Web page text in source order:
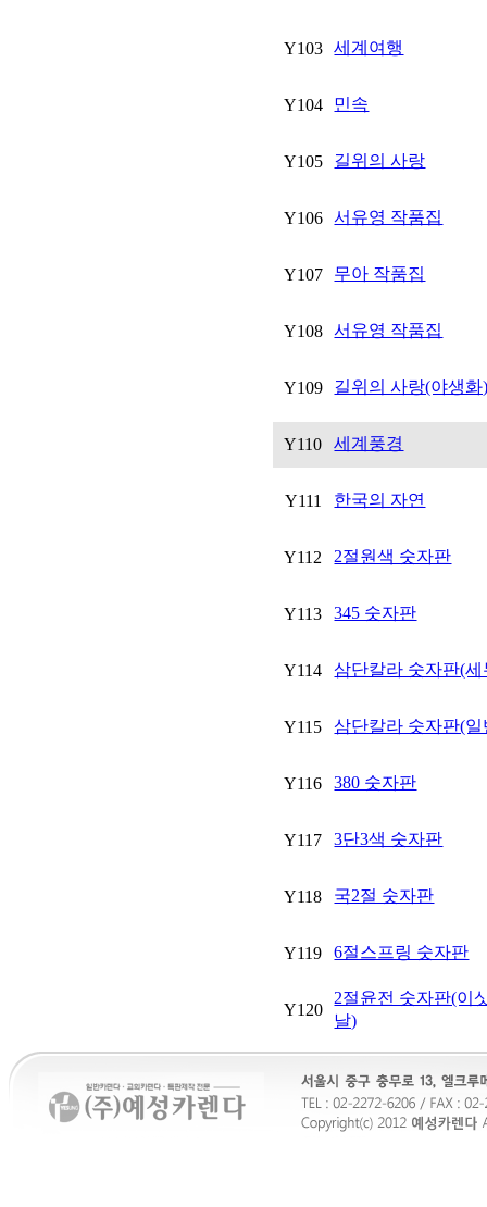
Y103 세계여행
Y104 민속
Y105 길위의 사랑
Y106 서유영 작품집
Y107 무아 작품집
Y108 서유영 작품집
Y109 길위의 사랑(야생화
Y110 세계풍경
Y111 한국의 자연
Y112 2절원색 숫자판
Y113 345 숫자판
Y114 삼단칼라 숫자판(세
Y115 삼단칼라 숫자판(일
Y116 380 숫자판
Y117 3단3색 숫자판
Y118 국2절 숫자판
Y119 6절스프링 숫자판
Y120
2절윤전 숫자판(이
날)